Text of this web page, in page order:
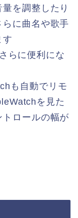
を調整したり
に曲名や歌手
す
らに便利にな
も自動でリモ
を見た
トロールの幅が